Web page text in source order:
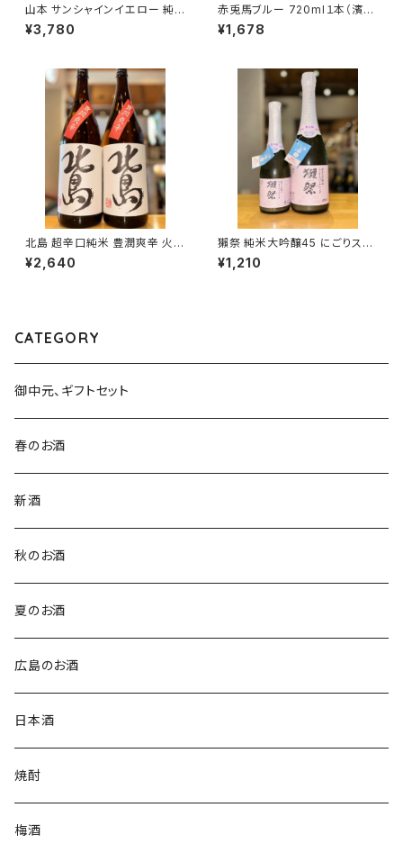
山本 サンシャインイエロー 純
米吟醸 1800ml１本（山本酒造・
秋田県山本郡八峰町）
¥3,780
赤兎馬ブルー 720ml１本（濱田
酒造・鹿児島県いちき串木野市）
¥1,678
北島 超辛口純米 豊潤爽辛 火入
1800ml１本（北島酒造・滋賀県
湖南市針）
¥2,640
獺祭 純米大吟醸45 にごりスパ
ークリング 360ml１本（旭酒
造・山口県岩国市周東町）
¥1,210
CATEGORY
御中元、ギフトセット
春のお酒
新酒
秋のお酒
夏のお酒
広島のお酒
日本酒
焼酎
梅酒